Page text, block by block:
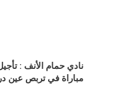
نادي حمام الأنف :
مباراة في تربص عين